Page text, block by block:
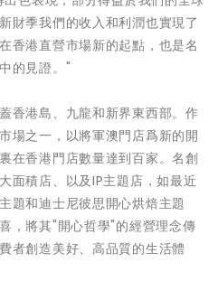
財季我們的收入和利潤也實現了
香港直營市場新的起點，也是名
的見證。"
香港島、九龍和新界東西部。作
場之一，以將軍澳門店爲新的開
在香港門店數量達到百家。名創
面積店、以及IP主題店，如最近
題和迪士尼彼思開心烘焙主題
，將其"開心哲學"的經營理念傳
者創造美好、高品質的生活體